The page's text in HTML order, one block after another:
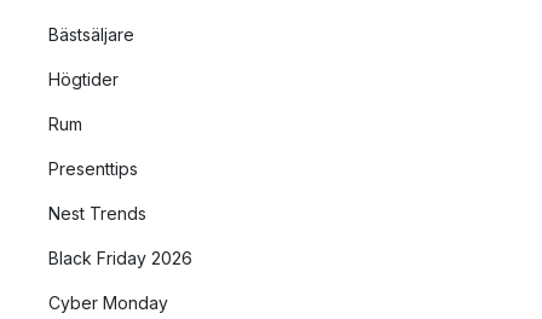
Bästsäljare
Högtider
Rum
Presenttips
Nest Trends
Black Friday 2026
Cyber Monday